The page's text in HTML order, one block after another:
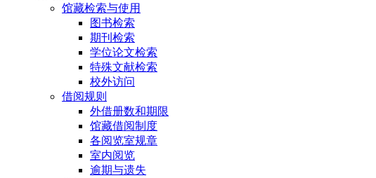
馆藏检索与使用
图书检索
期刊检索
学位论文检索
特殊文献检索
校外访问
借阅规则
外借册数和期限
馆藏借阅制度
各阅览室规章
室内阅览
逾期与遗失